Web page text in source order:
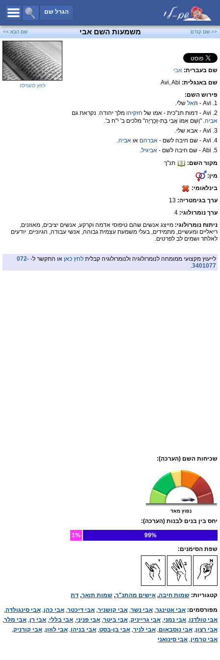
הגרל שם
כל השמות
שמות לבנים
שמות לבנות
שמות משותפים
שמות נפוצים
<< שם קודם משמעות השם אבי שם הבא >>
שם בעברית: אבי
שם באנגלית: Avi, Abi
פירוש השם:
1. Avi - ה
אל שלי.
2. Avi - דמות תנ"כית - אמו של
חזקיהו מלך יהודה. נקראת גם
אביה. "וְשֵׁם אִמּוֹ אֲבִי בַּת-זְכַרְיָה" מלכים ב' י"ח ב'.
3. Avi - אבא שלי.
4. Avi - שם חיבה לשם -
אברהם או אביה.
5. Abi - שם חיבה לשם -
אביגיל.
מקור השם:
תנ"ך
מין:
בינלאומי:
ערך בגימטריה:
ערך נומרולוגי: 4
לחץ להגדלה
ניתוח נומרולוגי: מייצג אנשים שהם טיפוסי אדמה וקרקע, אנשים יציבים, מאוזנים,
ריאליים ומעשיים, מתמידים, בעלי משמעת עצמית גבוהה, אנשי עבודה, הגיוניים. יודעים
לאלתר ושמים לב לפרטים.
לייעוץ מקצועי ממומחה לנומרולוגיה ולנומרולוגיה קבלית לחץ כאן או התקשר ל- 072-
3401077
.
שכיחות השם (הערכה):
נפוץ מאד
יחס בין בנים לבנות (הערכה):
99%
1%
שפת הסימנים:
קטגוריות: שמות חיבה, אישים מהתנ"ך, שמות תואר, דת
מפורסמים: אבי אטינגר, אבי נשר, אבי קושניר, אבי דיכטר, אבי כהן, אבי סינגולדה,
אבי טולדנו, אבי נמני, אבי גרייניק, אבי ביטר, אבי פניני, אבי בללי, אבי רן, אבי מלר,
אבי רצון, אבי נוסבאום, אבי לניר, אבי בן-בסט, אבי בניהו, אבי לוזון, אבי קורניק,
אבי טרמין, אבי סינואני